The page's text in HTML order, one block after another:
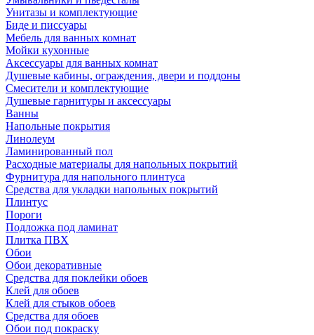
Унитазы и комплектующие
Биде и писсуары
Мебель для ванных комнат
Мойки кухонные
Аксессуары для ванных комнат
Душевые кабины, ограждения, двери и поддоны
Смесители и комплектующие
Душевые гарнитуры и аксессуары
Ванны
Напольные покрытия
Линолеум
Ламинированный пол
Расходные материалы для напольных покрытий
Фурнитура для напольного плинтуса
Средства для укладки напольных покрытий
Плинтус
Пороги
Подложка под ламинат
Плитка ПВХ
Обои
Обои декоративные
Средства для поклейки обоев
Клей для обоев
Клей для стыков обоев
Средства для обоев
Обои под покраску